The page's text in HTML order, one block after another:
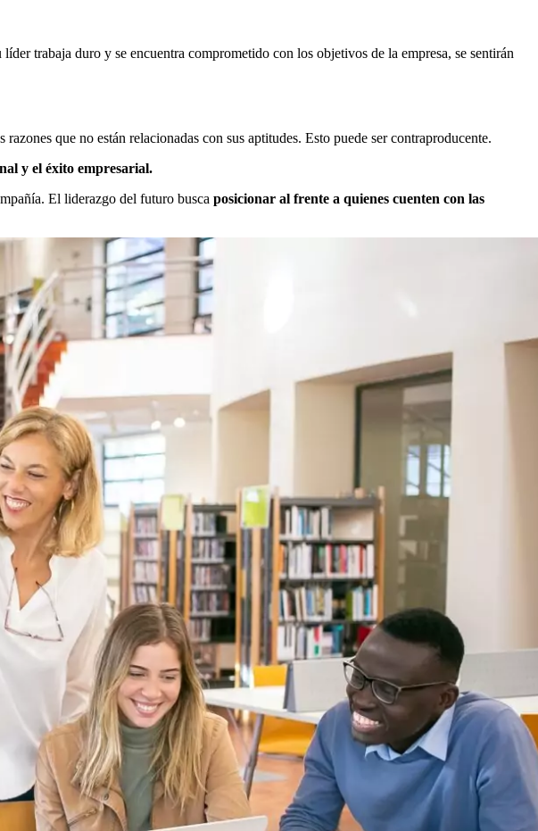
trabaja duro y se encuentra comprometido con los objetivos de la empresa, se sentirán
que no están relacionadas con sus aptitudes. Esto puede ser contraproducente.
y el éxito empresarial.
El liderazgo del futuro busca posicionar al frente a quienes cuenten con las